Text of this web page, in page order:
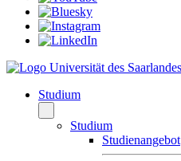
Studium
Studium
Studienangebot